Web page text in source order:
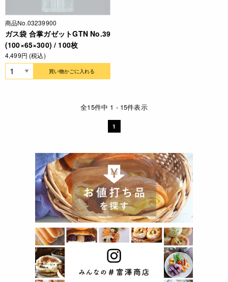
商品No.03239900
ガス袋 合掌ガゼットGTN No.39
(100×65×300) / 100枚
4,499円 (税込)
買い物かごに入れる
全15件中 1 - 15件表示
1